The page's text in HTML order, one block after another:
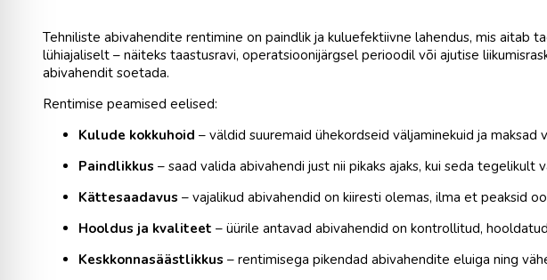
Tehniliste abivahendite rentimine on paindlik ja kuluefektiivne lahendus, mis aitab
lühiajaliselt – näiteks taastusravi, operatsioonijärgsel perioodil või ajutise
abivahendit soetada.
Rentimise peamised eelised:
Kulude kokkuhoid – väldid suuremaid ühekordseid väljaminekuid ja maksad
Paindlikkus – saad valida abivahendi just nii pikaks ajaks, kui seda tegelikult
Kättesaadavus – vajalikud abivahendid on kiiresti olemas, ilma et peaksid
Hooldus ja kvaliteet – üürile antavad abivahendid on kontrollitud,
Keskkonnasäästlikkus – rentimisega pikendad abivahendite eluiga ning